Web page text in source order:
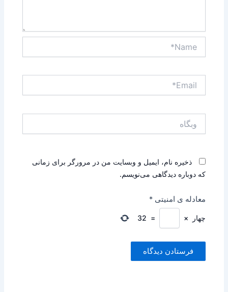
ذخیره نام، ایمیل و وبسایت من در مرورگر برای زمانی
که دوباره دیدگاهی می‌نویسم.
معادله ی امنیتی *
چهار ×
=
32